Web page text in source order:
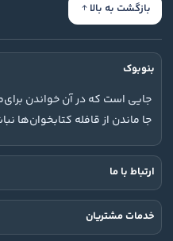
بازگشت به بالا
بنوبوک
جایی است که در آن خواندن
جا ماندن از قافله کتابخوان‌ها
ارتباط با ما
خدمات مشتریان